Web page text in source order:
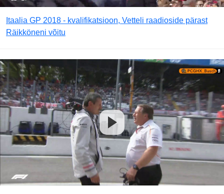
Itaalia GP 2018 - kvalifikatsioon, Vetteli raadioside pärast
Räikköneni võitu